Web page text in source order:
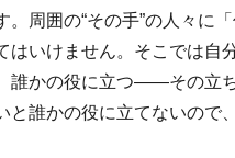
周囲の“その手”の人々に
いけません。そこでは自
誰かの役に立つ――その立
と誰かの役に立てないので